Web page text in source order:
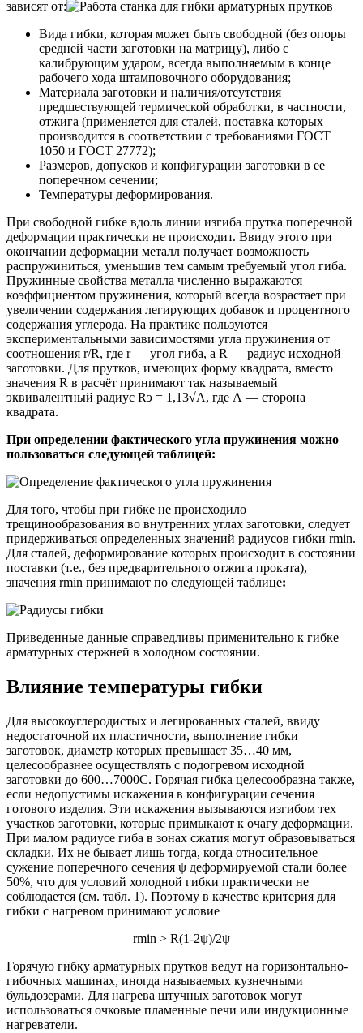
зависят от:
Вида гибки, которая может быть свободной (без опоры
средней части заготовки на матрицу), либо с
калибрующим ударом, всегда выполняемым в конце
рабочего хода штамповочного оборудования;
Материала заготовки и наличия/отсутствия
предшествующей термической обработки, в частности,
отжига (применяется для сталей, поставка которых
производится в соответствии с требованиями ГОСТ
1050 и ГОСТ 27772);
Размеров, допусков и конфигурации заготовки в ее
поперечном сечении;
Температуры деформирования.
При свободной гибке вдоль линии изгиба прутка поперечной
деформации практически не происходит. Ввиду этого при
окончании деформации металл получает возможность
распружиниться, уменьшив тем самым требуемый угол гиба.
Пружинные свойства металла численно выражаются
коэффициентом пружинения, который всегда возрастает при
увеличении содержания легирующих добавок и процентного
содержания углерода. На практике пользуются
экспериментальными зависимостями угла пружинения от
соотношения r/R, где r — угол гиба, а R — радиус исходной
заготовки. Для прутков, имеющих форму квадрата, вместо
значения R в расчёт принимают так называемый
эквивалентный радиус Rэ = 1,13√А, где А — сторона
квадрата.
При определении фактического угла пружинения можно
пользоваться следующей таблицей:
Для того, чтобы при гибке не происходило
трещинообразования во внутренних углах заготовки, следует
придерживаться определенных значений радиусов гибки rmin.
Для сталей, деформирование которых происходит в состоянии
поставки (т.е., без предварительного отжига проката),
значения rmin принимают по следующей таблице:
Приведенные данные справедливы применительно к гибке
арматурных стержней в холодном состоянии.
Влияние температуры гибки
Для высокоуглеродистых и легированных сталей, ввиду
недостаточной их пластичности, выполнение гибки
заготовок, диаметр которых превышает 35…40 мм,
целесообразнее осуществлять с подогревом исходной
заготовки до 600…7000С. Горячая гибка целесообразна также,
если недопустимы искажения в конфигурации сечения
готового изделия. Эти искажения вызываются изгибом тех
участков заготовки, которые примыкают к очагу деформации.
При малом радиусе гиба в зонах сжатия могут образовываться
складки. Их не бывает лишь тогда, когда относительное
сужение поперечного сечения ψ деформируемой стали более
50%, что для условий холодной гибки практически не
соблюдается (см. табл. 1). Поэтому в качестве критерия для
гибки с нагревом принимают условие
rmin > R(1-2ψ)/2ψ
Горячую гибку арматурных прутков ведут на горизонтально-
гибочных машинах, иногда называемых кузнечными
бульдозерами. Для нагрева штучных заготовок могут
использоваться очковые пламенные печи или индукционные
нагреватели.